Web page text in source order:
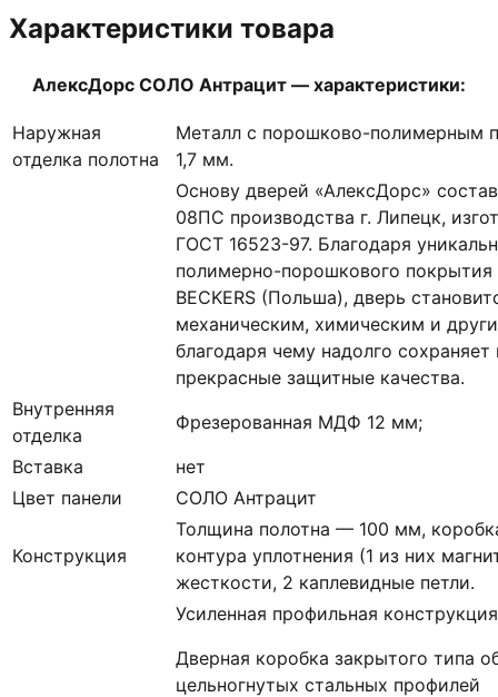
Характеристики товара
АлексДорс СОЛО Антрацит — характеристики:
Наружная
отделка полотна
Металл с порошково-полимерным
1,7 мм.
Основу дверей «АлексДорс»
08ПС производства г. Липецк,
ГОСТ 16523-97. Благодаря
полимерно-порошкового покрытия
BECKERS (Польша), дверь
механическим, химическим и
благодаря чему надолго
прекрасные защитные качества.
Внутренняя
отделка
Фрезерованная МДФ 12 мм;
Вставка
нет
Цвет панели
СОЛО Антрацит
Конструкция
Толщина полотна — 100 мм,
контура уплотнения (1 из них
жесткости, 2 каплевидные петли.
Усиленная профильная конструкция
Дверная коробка закрытого типа
цельногнутых стальных профилей